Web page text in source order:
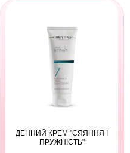
ДЕННИЙ КРЕМ "СЯЯННЯ І
ПРУЖНІСТЬ"